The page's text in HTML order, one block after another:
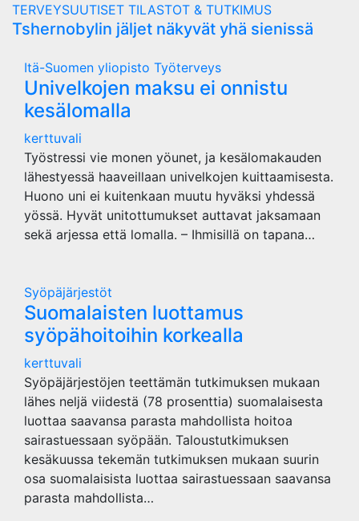
TERVEYSUUTISET TILASTOT & TUTKIMUS
Tshernobylin jäljet näkyvät yhä sienissä
Itä-Suomen yliopisto Työterveys
Univelkojen maksu ei onnistu
kesälomalla
kerttuvali
Työstressi vie monen yöunet, ja kesälomakauden
lähestyessä haaveillaan univelkojen kuittaamisesta.
Huono uni ei kuitenkaan muutu hyväksi yhdessä
yössä. Hyvät unitottumukset auttavat jaksamaan
sekä arjessa että lomalla. – Ihmisillä on tapana…
Syöpäjärjestöt
Suomalaisten luottamus
syöpähoitoihin korkealla
kerttuvali
Syöpäjärjestöjen teettämän tutkimuksen mukaan
lähes neljä viidestä (78 prosenttia) suomalaisesta
luottaa saavansa parasta mahdollista hoitoa
sairastuessaan syöpään. Taloustutkimuksen
kesäkuussa tekemän tutkimuksen mukaan suurin
osa suomalaisista luottaa sairastuessaan saavansa
parasta mahdollista…